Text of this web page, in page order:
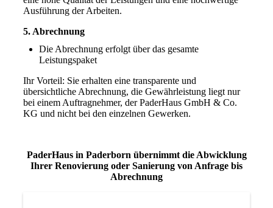
Ausführung der Arbeiten.
5. Abrechnung
Die Abrechnung erfolgt über das gesamte
Leistungspaket
Ihr Vorteil: Sie erhalten eine transparente und
übersichtliche Abrechnung, die Gewährleistung liegt nur
bei einem Auftragnehmer, der PaderHaus GmbH & Co.
KG und nicht bei den einzelnen Gewerken.
PaderHaus in Paderborn übernimmt die Abwicklung
Ihrer Renovierung oder Sanierung von Anfrage bis
Abrechnung